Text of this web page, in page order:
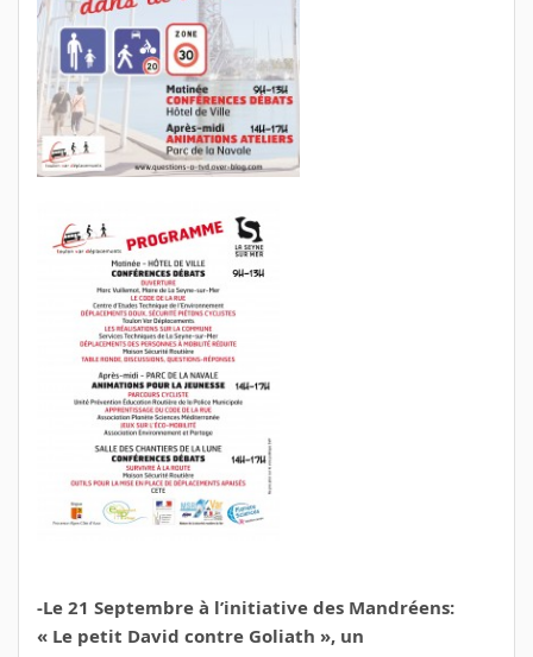
-Le 21 Septembre à l’initiative des Mandréens:
« Le petit David contre Goliath », un